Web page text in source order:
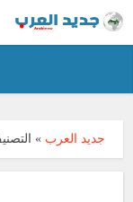
جديد العرب »